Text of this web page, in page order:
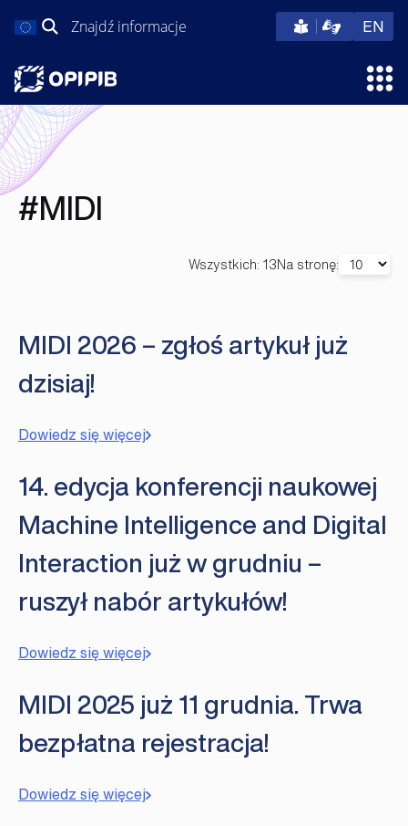
do
Szukaj: EN
#MIDI
Wszystkich: 13Na stronę:
MIDI 2026 – zgłoś artykuł już
dzisiaj!
Dowiedz się więcej
14. edycja konferencji naukowej
Machine Intelligence and Digital
Interaction już w grudniu –
ruszył nabór artykułów!
Dowiedz się więcej
MIDI 2025 już 11 grudnia. Trwa
bezpłatna rejestracja!
Dowiedz się więcej